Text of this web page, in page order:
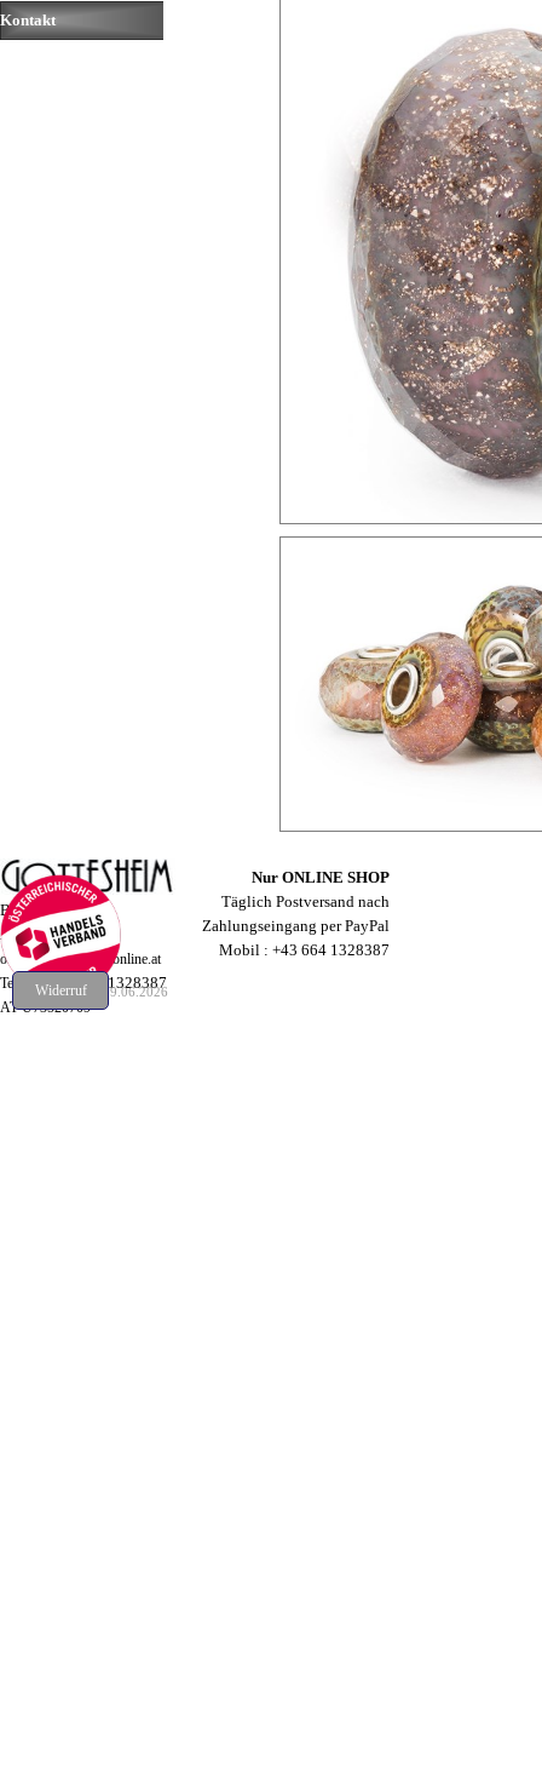
Kontakt
Baumeistergasse
A-1160 Wien
office@gottesheim-online.at
Telefon:+43 664 1328387
AT U73520709
19.06.2026
Nur ONLINE SHOP
Täglich Postversand nach
Zahlungseingang per PayPal
Mobil : +43 664 1328387
Widerruf
Aktuell vom 19.06.2026